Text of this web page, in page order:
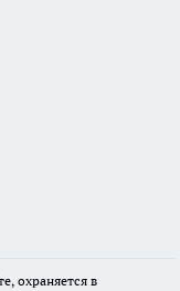
охраняется в